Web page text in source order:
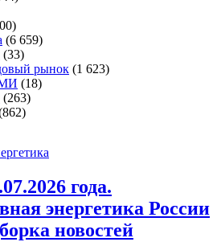
(6 659)
(33)
рынок (1 623)
(18)
(263)
года.
энергетика России
новостей